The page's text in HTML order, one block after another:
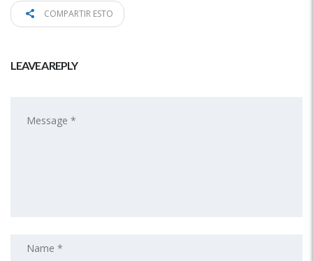
COMPARTIR ESTO
LEAVE A REPLY